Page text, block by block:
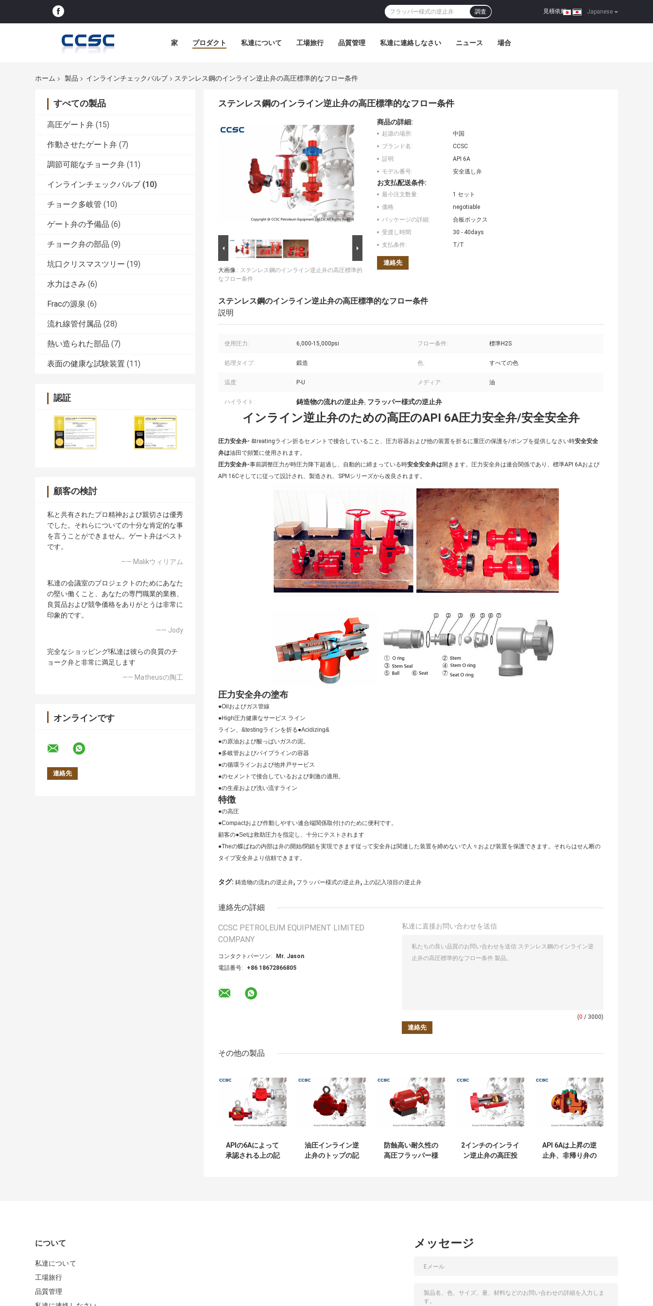
Japanese
見積依頼 |
調査
家 プロダクト 私達について 工場旅行 品質管理 私達に連絡しなさい ニュース 場合
ホーム 製品 インラインチェックバルブ ステンレス鋼のインライン逆止弁の高圧標準的なフロー条件
すべての製品
高圧ゲート弁 (15)
作動させたゲート弁 (7)
調節可能なチョーク弁 (11)
インラインチェックバルブ (10)
チョーク多岐管 (10)
ゲート弁の予備品 (6)
チョーク弁の部品 (9)
坑口クリスマスツリー (19)
水力はさみ (6)
Fracの源泉 (6)
流れ線管付属品 (28)
熱い造られた部品 (7)
表面の健康な試験装置 (11)
認証
顧客の検討
私と共有されたプロ精神および親切さは優秀
でした。それらについての十分な肯定的な事
を言うことができません。ゲート弁はベスト
です。
—— Malikウィリアム
私達の会議室のプロジェクトのためにあなた
の堅い働くこと、あなたの専門職業的業務、
良質品および競争価格をありがとうは非常に
印象的です。
—— Jody
完全なショッピング!私達は彼らの良質のチ
ョーク弁と非常に満足します
—— Matheusの陶工
オンラインです
ステンレス鋼のインライン逆止弁の高圧標準的なフロー条件
大画像 : ステンレス鋼のインライン逆止弁の高圧標準的
なフロー条件
商品の詳細:
起源の場所:
中国
ブランド名:
CCSC
証明:
API 6A
モデル番号:
安全逃し弁
お支払配送条件:
最小注文数量:
1 セット
価格:
negotiable
パッケージの詳細:
合板ボックス
受渡し時間:
30 - 40days
支払条件:
T/T
連絡先
ステンレス鋼のインライン逆止弁の高圧標準的なフロー条件
説明
使用圧力: 6,000-15,000psi フロー条件: 標準H2S
処理タイプ: 鍛造 色: すべての色
温度: P-U メディア: 油
ハイライト: 鋳造物の流れの逆止弁, フラッパー様式の逆止弁
インライン逆止弁のための高圧のAPI 6A圧力安全弁/安全安全弁
圧力安全弁- &treatingライン折るセメントで接合していること、圧力容器および他の装置を折るに重圧の保護を/ポンプを提供しなさい時安全安全
弁は油田で頻繁に使用されます。
圧力安全弁-事前調整圧力が時圧力降下超過し、自動的に締まっている時安全安全弁は開きます。圧力安全弁は連合関係であり、標準API 6Aおよび
API 16Cそしてに従って設計され、製造され、SPMシリーズから改良されます。
圧力安全弁の塗布
●Oilおよびガス管線
●High圧力健康なサービス ライン
ライン、&testingラインを折る●Acidizing&
●の原油および酸っぱいガスの泥。
●多岐管およびパイプラインの容器
●の循環ラインおよび他井戸サービス
●のセメントで接合しているおよび刺激の適用。
●の生産および洗い流すライン
特徴
●の高圧
●Compactおよび作動しやすい連合端関係取付けのために便利です。
顧客の●Setは救助圧力を指定し、十分にテストされます
●Theの蝶ばねの内部は弁の開始/閉鎖を実現できます従って安全弁は関連した装置を締めないで人々および装置を保護できます。それらはせん断の
タイプ安全弁より信頼できます。
タグ: 鋳造物の流れの逆止弁, フラッパー様式の逆止弁, 上の記入項目の逆止弁
連絡先の詳細
CCSC PETROLEUM EQUIPMENT LIMITED
COMPANY
コンタクトパーソン:
Mr. Jason
電話番号:
+86 18672866805
私達に直接お問い合わせを送信
(0 / 3000)
その他の製品
APIの6Aによって
承認される上の記
油圧インライン逆
止弁のトップの記
防蝕高い耐久性の
高圧フラッパー様
2インチのインライ
ン逆止弁の高圧投
API 6Aは上昇の逆
止弁、非帰り弁の
について
私達について
工場旅行
品質管理
メッセージ